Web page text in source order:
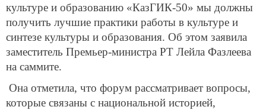
культуре и образованию «КазГИК-50» мы должны
получить лучшие практики работы в культуре и
синтезе культуры и образования. Об этом заявила
заместитель Премьер-министра РТ Лейла Фазлеева
на саммите.
Она отметила, что форум рассматривает вопросы,
которые связаны с национальной историей,